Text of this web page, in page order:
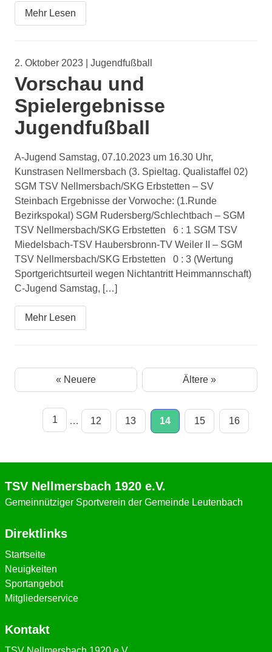
Mehr Lesen
2. Oktober 2023 | Jugendfußball
Vorschau und
Spielergebnisse
Jugendfußball
A-Jugend Samstag, 07.10.2023 um 16.30 Uhr,
Kunstrasen Nellmersbach (3. Spieltag. Qualistaffel 02)
SGM TSV Nellmersbach/SKG Erbstetten – SV
Steinbach Ergebnisse der Vorwoche: (1.Runde
Bezirkspokal) SGM Rudersberg/Schlechtbach – SGM
TSV Nellmersbach/SKG Erbstetten 6 : 1 SGM TSV
Miedelsbach-TSV Haubersbronn-TV Weiler II – SGM
TSV Nellmersbach/SKG Erbstetten 0 : 3 (Wertung
Sportgerichtsurteil wegen Nichtantritt Heimmannschaft)
C-Jugend Samstag, […]
Mehr Lesen
« Neuere Ältere »
1 … 12 13 14 15 16
TSV Nellmersbach 1920 e.V.
Gemeinnütziger Sportverein der Gemeinde Leutenbach
Direktlinks
Startseite
Neuigkeiten
Sportangebot
Mitgliederservice
Kontakt